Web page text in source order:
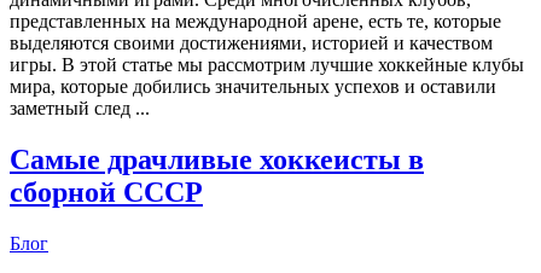
представленных на международной арене, есть те, которые
выделяются своими достижениями, историей и качеством
игры. В этой статье мы рассмотрим лучшие хоккейные клубы
мира, которые добились значительных успехов и оставили
заметный след ...
Самые драчливые хоккеисты в
сборной СССР
Блог